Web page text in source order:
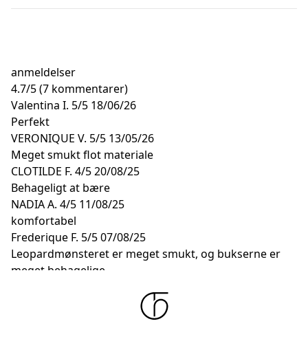
anmeldelser
4.7/5(7 kommentarer)
Valentina I. 5/5 18/06/26
Perfekt
VERONIQUE V. 5/5 13/05/26
Meget smukt flot materiale
CLOTILDE F. 4/520/08/25
Behageligt at bære
NADIA A. 4/5 11/08/25
komfortabel
Frederique F. 5/507/08/25
Leopardmønsteret er meget smukt, og bukserne er
meget behagelige